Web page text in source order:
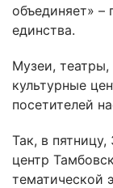
объединяет» –
единства.
Музеи,
культурные
посетителей
Так, в
центр
тематической